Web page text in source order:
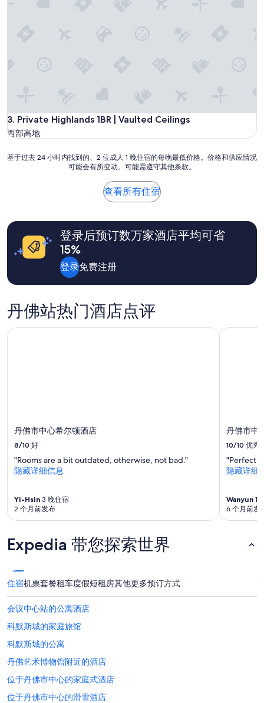
3. Private Highlands 1BR | Vaulted Ceilings
Private Highlands 1BR | Vaulted Ceilings
西部高地
基
时
内
到
2
位
人
1
晚
住
价
格
供
应
况
可
能
有
所
动。
可
需
遵
守
他
条
款。
基于过去 24 小时内找到的、2 位成人 1 晚住宿的每晚最低价格。价格和供应情况
可能会有所变动。可能需遵守其他条款。
查看所有住宿
登录后预订数万家酒店平均可省
15%
登录免费注册
丹佛站热门酒店点评
丹佛市中心希尔顿酒店
8/10 好
"Rooms are a bit outdated, otherwise, not bad."
隐藏详细信息
Yi-Hsin 3 晚住宿
2 个月前发布
丹佛市中心希尔顿酒店
丹佛市中
10/10 优秀
"Perfect
隐藏详细
Wanyun 1
6 个月前发
丹佛市中
Expedia 带您探索世界
住宿机票套餐租车度假短租房其他更多预订方式
会议中心站的公寓酒店
科默斯城的家庭旅馆
科默斯城的公寓
丹佛艺术博物馆附近的酒店
位于丹佛市中心的家庭式酒店
位于丹佛市中心的滑雪酒店